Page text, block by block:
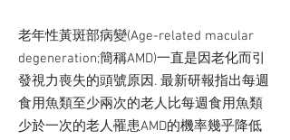
老年性黃斑部病變(Age-related macular
degeneration;簡稱AMD)一直是因老化而引
發視力喪失的頭號原因. 最新研報指出每週
食用魚類至少兩次的老人比每週食用魚類
少於一次的老人罹患AMD的機率幾乎降低